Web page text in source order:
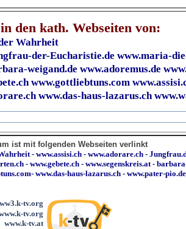
den kath. Webseiten von:
Wahrheit
der-Eucharistie.de www.maria-
weigand.de www.adoremus.de
www.gottliebtuns.com
www.das-haus-lazarus.ch
ist mit folgenden Webseiten verlinkt
- www.assisi.ch - www.adorare.ch -
- www.gebete.ch - www.segenskreis.at-
- www.das-haus-lazarus.ch - www.pater-pio.de
tv.org
tv.org
www.k-tv.at